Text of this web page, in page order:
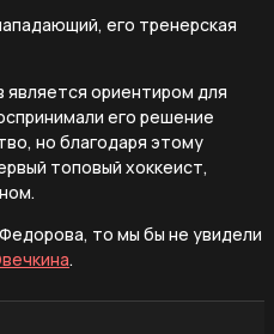
его тренерская
ориентиром для
его решение
но благодаря этому
топовый хоккеист,
то мы бы не увидели
.